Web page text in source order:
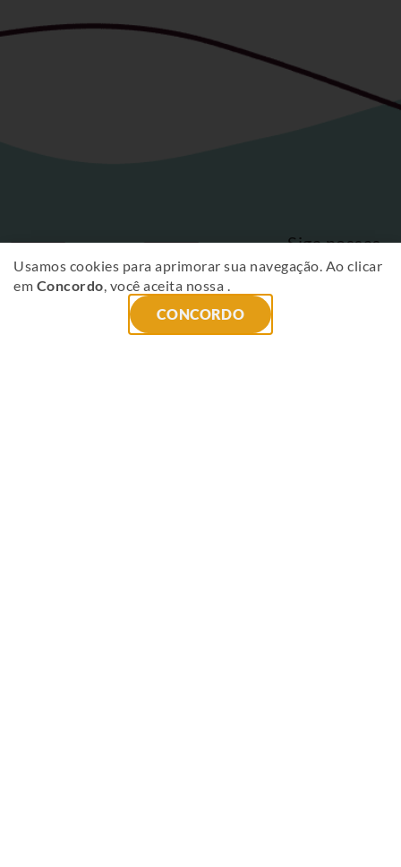
Fique
Siga nossas
redes sociais
CONCORDO
Usamos cookies para aprimorar sua navegação. Ao clicar
em Concordo, você aceita nossa .